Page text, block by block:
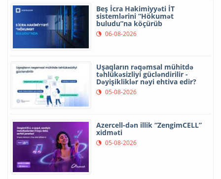
Beş İcra Hakimiyyəti İT
sistemlərini “Hökumət
buludu”na köçürüb
06-08-2026
Uşaqların rəqəmsal mühitdə
təhlükəsizliyi gücləndirilir -
Dəyişikliklər nəyi ehtiva edir?
05-08-2026
Azercell-dən illik “ZengimCELL”
xidməti
05-08-2026